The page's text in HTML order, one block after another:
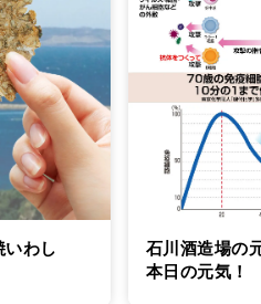
いわし
石川酒造場の
本日の元気！